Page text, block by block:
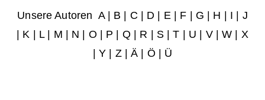
Unsere Autoren A| B C D E| F G H I
J
K L| M N O P Q| R S |T U V|W
X
Y Z|Ä | Ö | Ü